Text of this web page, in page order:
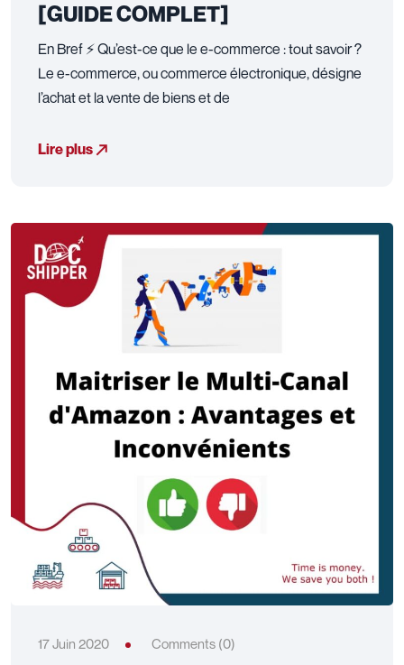
[GUIDE COMPLET]
En Bref ⚡ Qu’est-ce que le e-commerce : tout savoir ?
Le e-commerce, ou commerce électronique, désigne
l’achat et la vente de biens et de
Lire plus
17 Juin 2020 Comments (0)